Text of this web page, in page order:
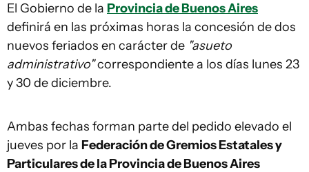
El Gobierno de la Provincia de Buenos Aires
definirá en las próximas horas la concesión de dos
nuevos feriados en carácter de "asueto
administrativo"correspondiente a los días lunes 23
y 30 de diciembre.
Ambas fechas forman parte del pedido elevado el
jueves por la Federación de Gremios Estatales y
Particulares de la Provincia de Buenos Aires